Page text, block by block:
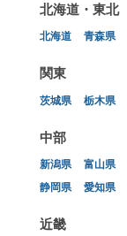
北海道・東北
北海道 青森県
関東
茨城県 栃木県
中部
新潟県 富山県
静岡県
愛知県
近畿